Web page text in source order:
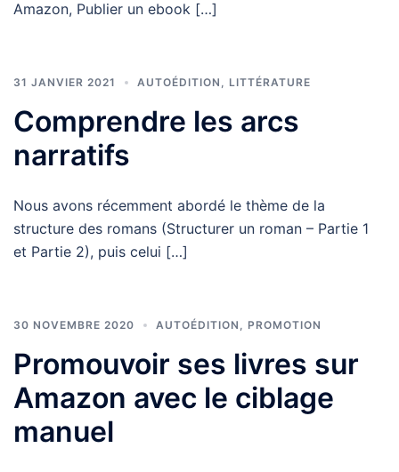
Amazon, Publier un ebook […]
31 JANVIER 2021 AUTOÉDITION LITTÉRATURE
Comprendre les arcs
narratifs
Nous avons récemment abordé le thème de la
structure des romans (Structurer un roman – Partie 1
et Partie 2), puis celui […]
30 NOVEMBRE 2020 AUTOÉDITION PROMOTION
Promouvoir ses livres sur
Amazon avec le ciblage
manuel